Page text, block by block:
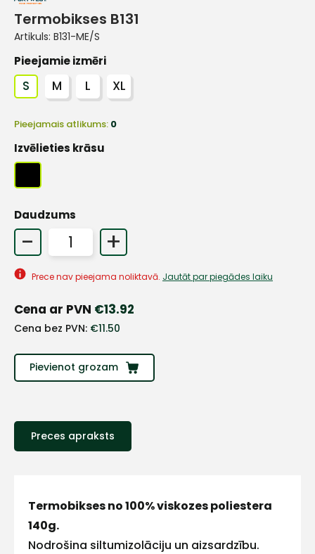
Termobikses B131
Artikuls: B131-ME/S
Pieejamie izmēri
S M L XL
Pieejamais atlikums: 0
Izvēlieties krāsu
Daudzums
- +
Prece nav pieejama noliktavā. Jautāt par piegādes laiku
Cena ar PVN €13.92
Cena bez PVN: €11.50
Pievienot grozam
Preces apraksts
Termobikses no 100% viskozes poliestera
140g.
Nodrošina siltumizolāciju un aizsardzību.
E-pasts
+